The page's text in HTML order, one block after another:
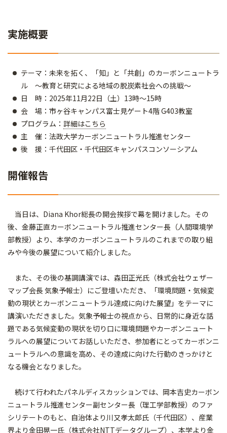
実施概要
テーマ：未来を拓く、「知」と「共創」のカーボンニュートラ
ル ～教育と研究による地域の脱炭素社会への挑戦～
日 時：2025年11月22日（土）13時～15時
会 場：市ヶ谷キャンパス富士見ゲート4階 G403教室
プログラム： 詳細はこちら
主 催：法政大学カーボンニュートラル推進センター
後 援：千代田区・千代田区キャンパスコンソーシアム
開催報告
当日は、Diana Khor総長の開会挨拶で幕を開けました。その
後、金藤正直カーボンニュートラル推進センター長（人間環境学
部教授）より、本学のカーボンニュートラルのこれまでの取り組
みや今後の展望について紹介しました。
また、その後の基調講演では、森田正光氏（株式会社ウェザー
マップ会長 気象予報士）にご登壇いただき、「環境問題・気候変
動の現状とカーボンニュートラル達成に向けた展望」をテーマに
講演いただきました。気象予報士の視点から、日常的に身近な話
題である気候変動の現状を切り口に環境問題やカーボンニュート
ラルへの展望についてお話しいただき、参加者にとってカーボンニ
ュートラルへの意識を高め、その達成に向けた行動のきっかけと
なる機会となりました。
続けて行われたパネルディスカッションでは、岡本吉史カーボン
ニュートラル推進センター副センター長（理工学部教授）のファ
シリテートのもと、自治体より川又孝太郎氏（千代田区）、産業
界より金田晃一氏（株式会社NTTデータグループ）、本学より金